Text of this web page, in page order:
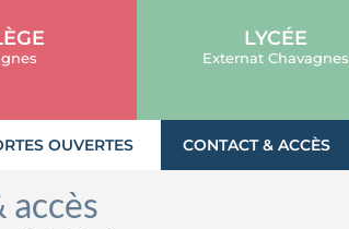
LYCÉE
Externat Chavagnes
OUVERTES CONTACT & ACCÈS
accès